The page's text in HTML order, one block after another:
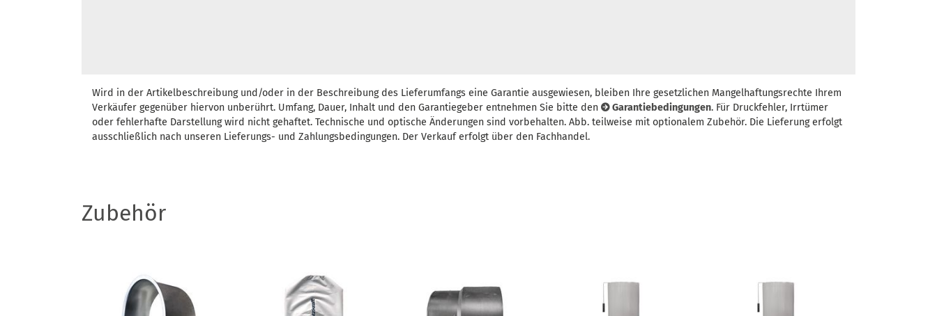
Wird in der Artikelbeschreibung und/oder in der Beschreibung des Lieferumfangs eine Garantie ausgewiesen, bleiben Ihre gesetzlichen Mangelhaftungsrechte Ihrem
Verkäufer gegenüber hiervon unberührt. Umfang, Dauer, Inhalt und den Garantiegeber entnehmen Sie bitte den
Garantiebedingungen. Für Druckfehler, Irrtümer
oder fehlerhafte Darstellung wird nicht gehaftet. Technische und optische Änderungen sind vorbehalten. Abb. teilweise mit optionalem Zubehör. Die Lieferung erfolgt
ausschließlich nach unseren Lieferungs- und Zahlungsbedingungen. Der Verkauf erfolgt über den Fachhandel.
Zubehör